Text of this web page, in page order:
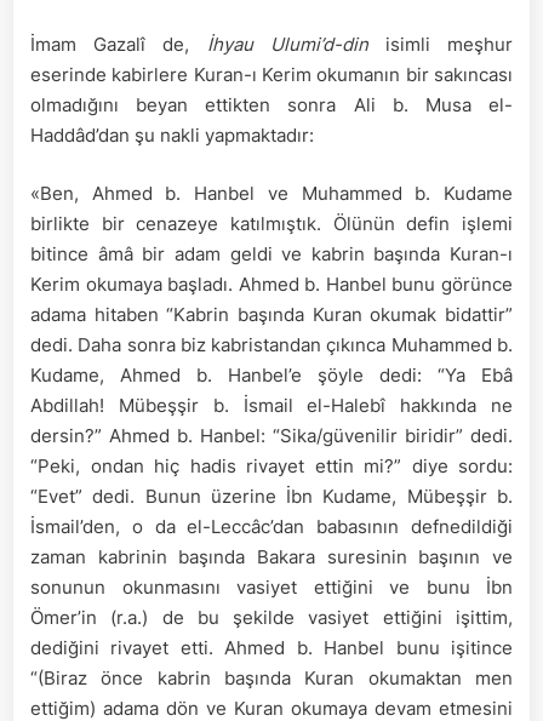
İmam Gazalî de, İhyau Ulumi’d-dinisimli meşhur
eserinde kabirlere Kuran-ı Kerim okumanın bir sakıncası
olmadığını beyan ettikten sonra Ali b. Musa el-
Haddâd’dan şu nakli yapmaktadır:
«Ben, Ahmed b. Hanbel ve Muhammed b. Kudame
birlikte bir cenazeye katılmıştık. Ölünün defin işlemi
bitince âmâ bir adam geldi ve kabrin başında Kuran-ı
Kerim okumaya başladı. Ahmed b. Hanbel bunu görünce
adama hitaben “Kabrin başında Kuran okumak bidattir”
dedi. Daha sonra biz kabristandan çıkınca Muhammed b.
Kudame, Ahmed b. Hanbel’e şöyle dedi: “Ya Ebâ
Abdillah! Mübeşşir b. İsmail el-Halebî hakkında ne
dersin?” Ahmed b. Hanbel: “Sika/güvenilir biridir” dedi.
“Peki, ondan hiç hadis rivayet ettin mi?” diye sordu:
“Evet” dedi. Bunun üzerine İbn Kudame, Mübeşşir b.
İsmail’den, o da el-Leccâc’dan babasının defnedildiği
zaman kabrinin başında Bakara suresinin başının ve
sonunun okunmasını vasiyet ettiğini ve bunu İbn
Ömer’in (r.a.) de bu şekilde vasiyet ettiğini işittim,
dediğini rivayet etti. Ahmed b. Hanbel bunu işitince
“(Biraz önce kabrin başında Kuran okumaktan men
ettiğim) adama dön ve Kuran okumaya devam etmesini